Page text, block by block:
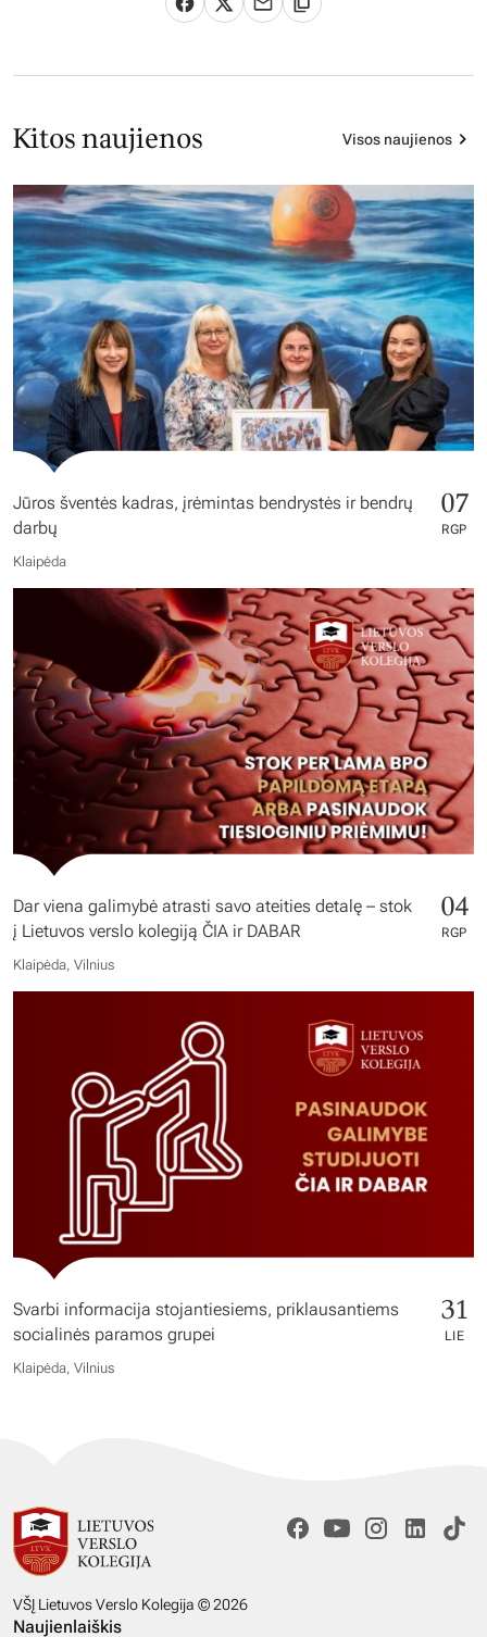
Kitos naujienos Visos naujienos
Jūros šventės kadras, įrėmintas bendrystės ir bendrų
darbų
07
RGP
Klaipėda
Dar viena galimybė atrasti savo ateities detalę – stok
į Lietuvos verslo kolegiją ČIA ir DABAR
04
RGP
Klaipėda, Vilnius
Svarbi informacija stojantiesiems, priklausantiems
socialinės paramos grupei
31
LIE
Klaipėda, Vilnius
VŠĮ Lietuvos Verslo Kolegija © 2026
Naujienlaiškis